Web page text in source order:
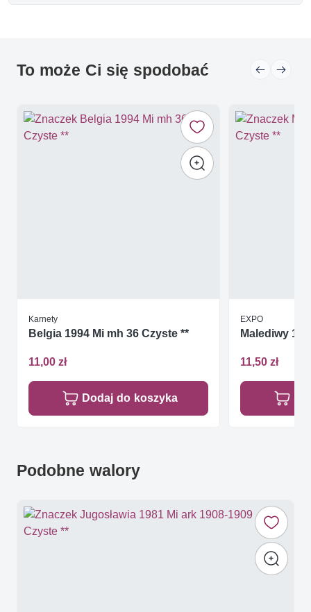
To może Ci się spodobać
Karnety
Belgia 1994 Mi mh 36 Czyste **
11,00 zł
Dodaj do koszyka
EXPO
Malediwy
11,50 zł
Podobne walory